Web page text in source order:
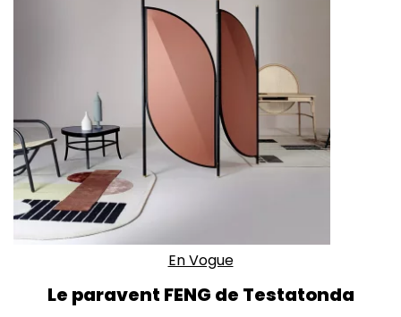
En Vogue
Le paravent FENG de Testatonda